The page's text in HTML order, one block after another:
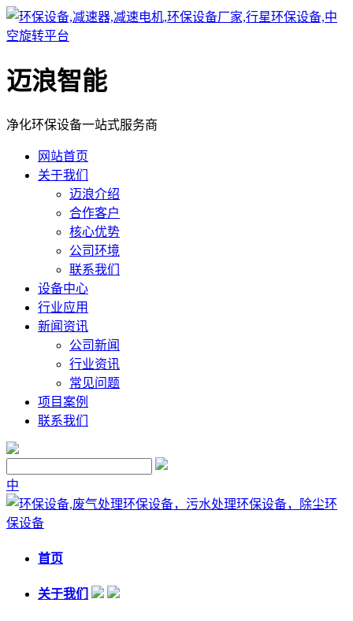
迈浪智能
净化环保设备一站式服务商
网站首页
关于我们
迈浪介绍
合作客户
核心优势
公司环境
联系我们
设备中心
行业应用
新闻资讯
公司新闻
行业资讯
常见问题
项目案例
联系我们
中
首页
关于我们